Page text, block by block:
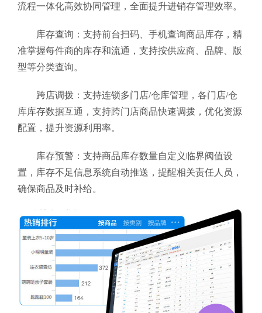
流程一体化高效协同管理，全面提升进销存管理效率。
库存查询：支持前台扫码、手机查询商品库存，精
准掌握每件商的库存和流通，支持按供应商、品牌、版
型等分类查询。
跨店调拨：支持连锁多门店/仓库管理，各门店/仓
库库存数据互通，支持跨门店商品快速调拨，优化资源
配置，提升资源利用率。
库存预警：支持商品库存数量自定义临界阀值设
置，库存不足信息系统自动推送，提醒相关责任人员，
确保商品及时补给。